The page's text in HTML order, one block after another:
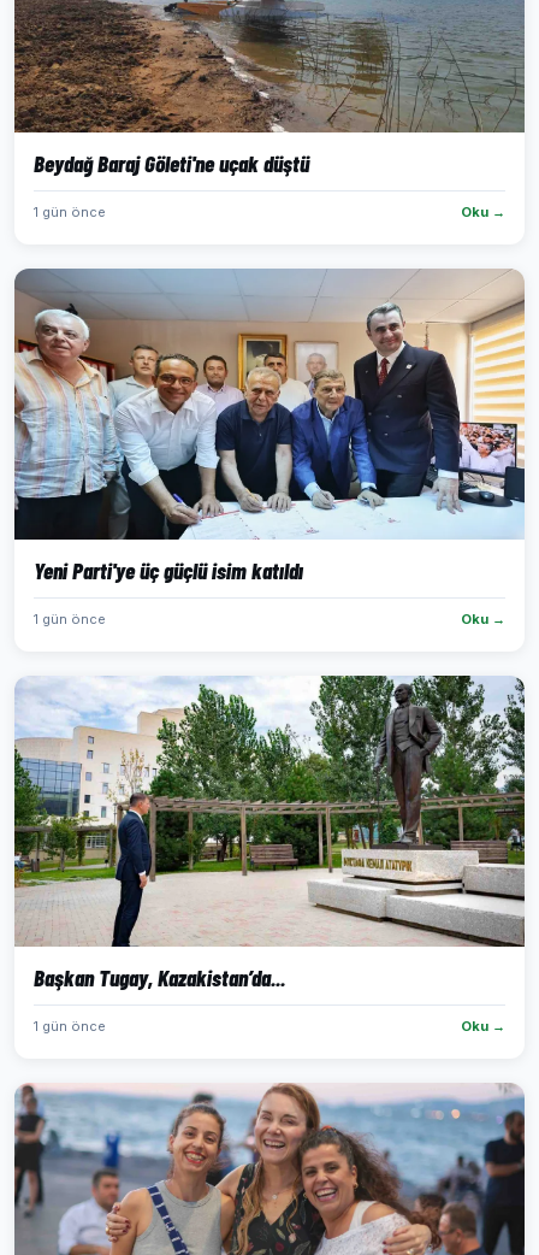
Beydağ Baraj Göleti'ne uçak düştü
1 gün önce Oku →
Yeni Parti'ye üç güçlü isim katıldı
1 gün önce Oku →
Başkan Tugay, Kazakistan’da...
1 gün önce Oku →